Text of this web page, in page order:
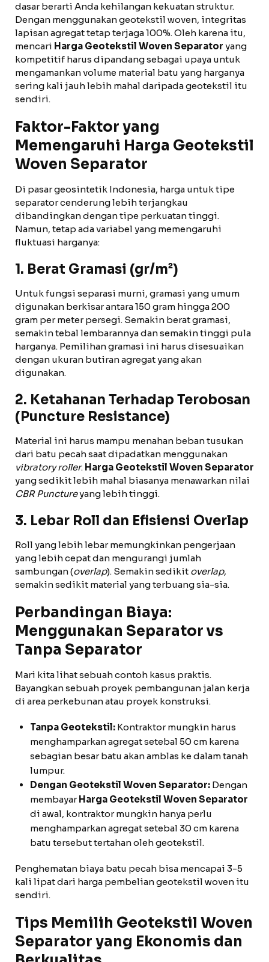
dasar berarti Anda kehilangan kekuatan struktur.
Dengan menggunakan geotekstil woven, integritas
lapisan agregat tetap terjaga 100%. Oleh karena itu,
mencari Harga Geotekstil Woven Separator yang
kompetitif harus dipandang sebagai upaya untuk
mengamankan volume material batu yang harganya
sering kali jauh lebih mahal daripada geotekstil itu
sendiri.
Faktor-Faktor yang
Memengaruhi Harga Geotekstil
Woven Separator
Di pasar geosintetik Indonesia, harga untuk tipe
separator cenderung lebih terjangkau
dibandingkan dengan tipe perkuatan tinggi.
Namun, tetap ada variabel yang memengaruhi
fluktuasi harganya:
1. Berat Gramasi (gr/m²)
Untuk fungsi separasi murni, gramasi yang umum
digunakan berkisar antara 150 gram hingga 200
gram per meter persegi. Semakin berat gramasi,
semakin tebal lembarannya dan semakin tinggi pula
harganya. Pemilihan gramasi ini harus disesuaikan
dengan ukuran butiran agregat yang akan
digunakan.
2. Ketahanan Terhadap Terobosan
(Puncture Resistance)
Material ini harus mampu menahan beban tusukan
dari batu pecah saat dipadatkan menggunakan
vibratory roller. Harga Geotekstil Woven Separator
yang sedikit lebih mahal biasanya menawarkan nilai
CBR Punctureyang lebih tinggi.
3. Lebar Roll dan Efisiensi Overlap
Roll yang lebih lebar memungkinkan pengerjaan
yang lebih cepat dan mengurangi jumlah
sambungan (overlap). Semakin sedikit overlap,
semakin sedikit material yang terbuang sia-sia.
Perbandingan Biaya:
Menggunakan Separator vs
Tanpa Separator
Mari kita lihat sebuah contoh kasus praktis.
Bayangkan sebuah proyek pembangunan jalan kerja
di area perkebunan atau proyek konstruksi.
Tanpa Geotekstil: Kontraktor mungkin harus
menghamparkan agregat setebal 50 cm karena
sebagian besar batu akan amblas ke dalam tanah
lumpur.
Dengan Geotekstil Woven Separator: Dengan
membayarHarga Geotekstil Woven Separator
di awal, kontraktor mungkin hanya perlu
menghamparkan agregat setebal 30 cm karena
batu tersebut tertahan oleh geotekstil.
Penghematan biaya batu pecah bisa mencapai 3-5
kali lipat dari harga pembelian geotekstil woven itu
sendiri.
Tips Memilih Geotekstil Woven
Separator yang Ekonomis dan